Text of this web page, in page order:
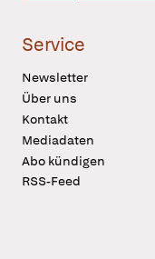
Service
Newsletter
Über uns
Kontakt
Mediadaten
Abo kündigen
RSS-Feed